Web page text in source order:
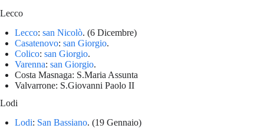
Lecco
Lecco: san Nicolò. (6 Dicembre)
Casatenovo: san Giorgio.
Colico: san Giorgio.
Varenna: san Giorgio.
Costa Masnaga: S.Maria Assunta
Valvarrone: S.Giovanni Paolo II
Lodi
Lodi: San Bassiano. (19 Gennaio)